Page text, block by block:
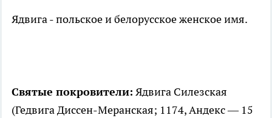
Ядвига - польское и белорусское женское имя.
Святые покровители: Ядвига Силезская
(Гедвига Диссен-Меранская; 1174, Андекс — 15